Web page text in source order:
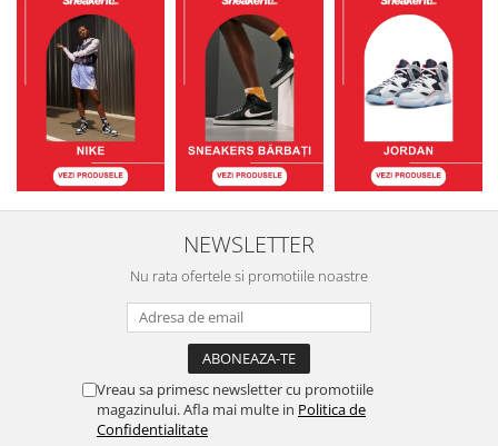
NEWSLETTER
Nu rata ofertele si promotiile noastre
Vreau sa primesc newsletter cu promotiile
magazinului. Afla mai multe in Politica de
Confidentialitate